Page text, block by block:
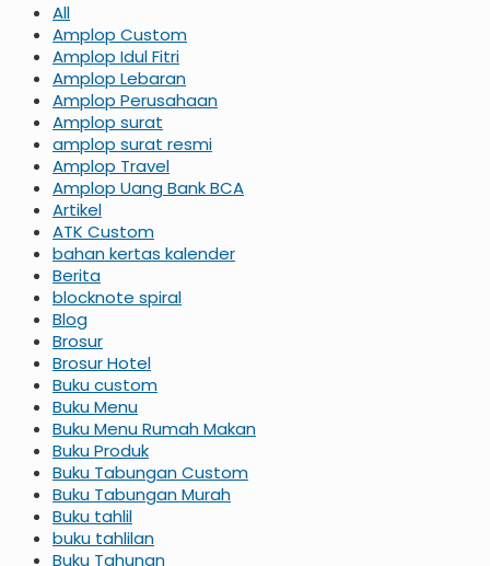
All
Amplop Custom
Amplop Idul Fitri
Amplop Lebaran
Amplop Perusahaan
Amplop surat
amplop surat resmi
Amplop Travel
Amplop Uang Bank BCA
Artikel
ATK Custom
bahan kertas kalender
Berita
blocknote spiral
Blog
Brosur
Brosur Hotel
Buku custom
Buku Menu
Buku Menu Rumah Makan
Buku Produk
Buku Tabungan Custom
Buku Tabungan Murah
Buku tahlil
buku tahlilan
Buku Tahunan